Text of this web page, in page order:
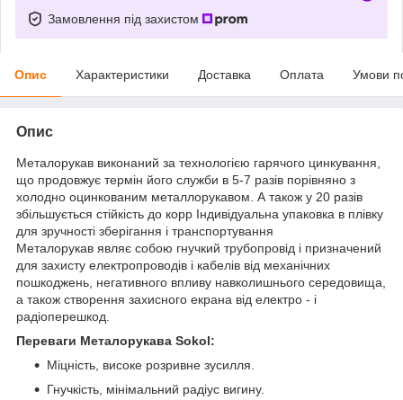
Замовлення під захистом
Опис Характеристики Доставка Оплата Умови
Опис
Металорукав виконаний за технологією гарячого цинкування,
що продовжує термін його служби в 5-7 разів порівняно з
холодно оцинкованим металлорукавом. А також у 20 разів
збільшується стійкість до корр Індивідуальна упаковка в плівку
для зручності зберігання і транспортування
Металорукав являє собою гнучкий трубопровід і призначений
для захисту електропроводів і кабелів від механічних
пошкоджень, негативного впливу навколишнього середовища,
а також створення захисного екрана від електро - і
радіоперешкод.
Переваги Металорукава Sokol:
Міцність, високе розривне зусилля.
Гнучкість, мінімальний радіус вигину.